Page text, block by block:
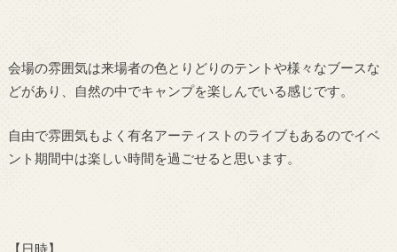
会場の雰囲気は来場者の色とりどりのテントや様々なブースな
どがあり、自然の中でキャンプを楽しんでいる感じです。
自由で雰囲気もよく有名アーティストのライブもあるのでイベ
ント期間中は楽しい時間を過ごせると思います。
【日時】